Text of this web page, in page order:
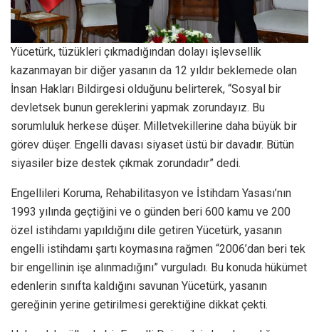
Yücetürk, tüzükleri çıkmadığından dolayı işlevsellik
kazanmayan bir diğer yasanın da 12 yıldır beklemede olan
İnsan Hakları Bildirgesi olduğunu belirterek, “Sosyal bir
devletsek bunun gereklerini yapmak zorundayız. Bu
sorumluluk herkese düşer. Milletvekillerine daha büyük bir
görev düşer. Engelli davası siyaset üstü bir davadır. Bütün
siyasiler bize destek çıkmak zorundadır” dedi.
Engellileri Koruma, Rehabilitasyon ve İstihdam Yasası’nın
1993 yılında geçtiğini ve o günden beri 600 kamu ve 200
özel istihdamı yapıldığını dile getiren Yücetürk, yasanın
engelli istihdamı şartı koymasına rağmen “2006’dan beri tek
bir engellinin işe alınmadığını” vurguladı. Bu konuda hükümet
edenlerin sınıfta kaldığını savunan Yücetürk, yasanın
gereğinin yerine getirilmesi gerektiğine dikkat çekti.